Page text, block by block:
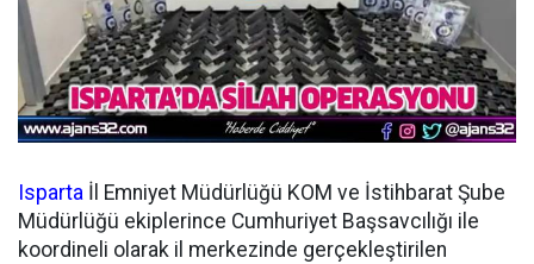
Isparta İl Emniyet Müdürlüğü KOM ve İstihbarat Şube
Müdürlüğü ekiplerince Cumhuriyet Başsavcılığı ile
koordineli olarak il merkezinde gerçekleştirilen